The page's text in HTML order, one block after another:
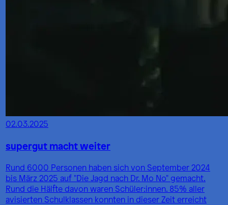
02.03.2025
supergut macht weiter
Rund 6000 Personen haben sich von September 2024
bis März 2025 auf "Die Jagd nach Dr. Mo No" gemacht.
Rund die Hälfte davon waren Schüler:innen. 85% aller
avisierten Schulklassen konnten in dieser Zeit erreicht